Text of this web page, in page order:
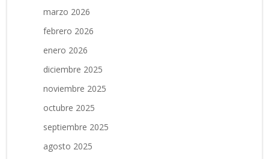
marzo 2026
febrero 2026
enero 2026
diciembre 2025
noviembre 2025
octubre 2025
septiembre 2025
agosto 2025